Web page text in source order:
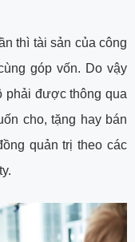
thì tài sản của công
góp vốn. Do vậy
phải được thông qua
cho, tặng hay bán
quản trị theo các